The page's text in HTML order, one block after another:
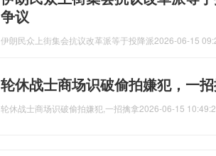
争议
伊朗民众上街集会抗议改革派等于投降派2026-06-15
轮休战士商场识破偷拍嫌犯，一
轮休战士商场识破偷拍嫌犯,一招擒拿2026-06-15